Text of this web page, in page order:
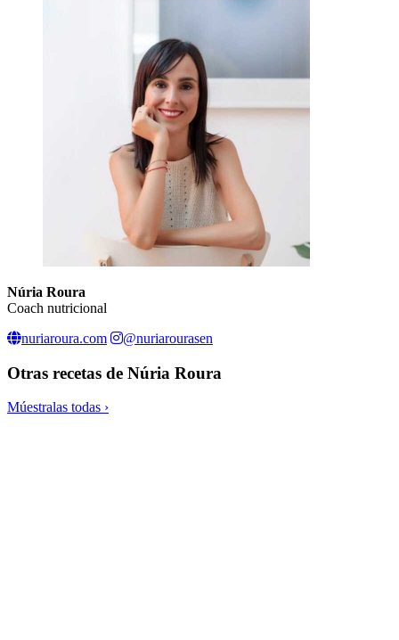
Núria Roura
Coach nutricional
nuriaroura.com
@nuriarourasen
Otras recetas de Núria Roura
Múestralas todas ›